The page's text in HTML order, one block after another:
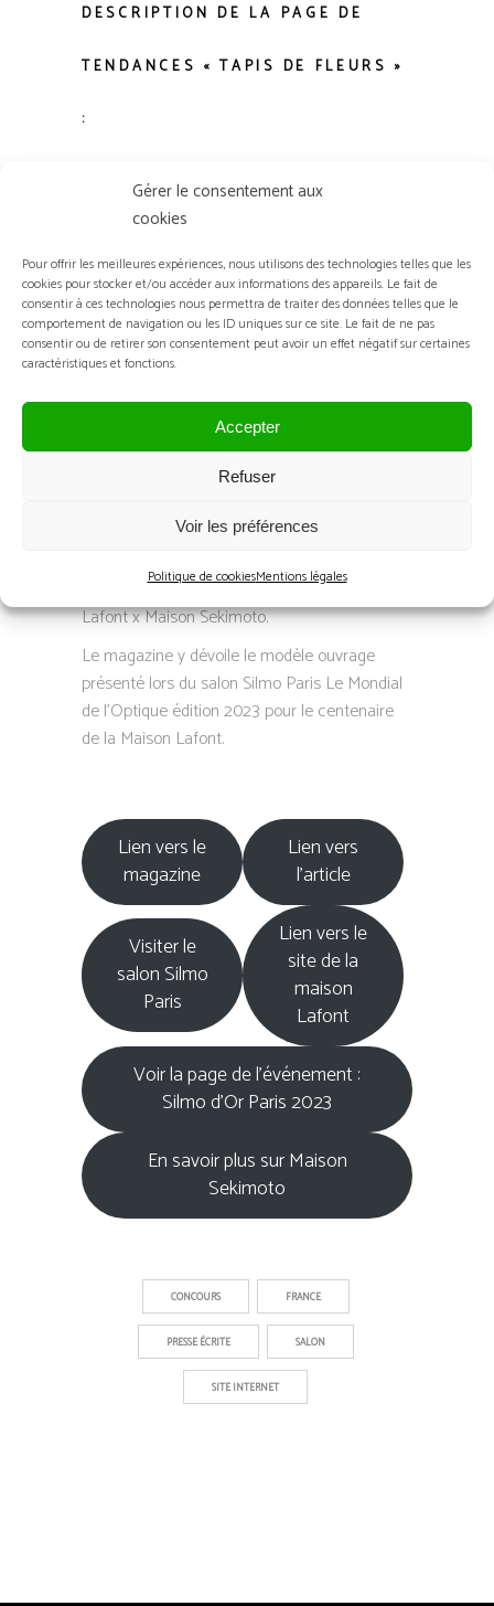
Gérer le consentement aux
cookies
Pour offrir les meilleures expériences, nous utilisons des technologies telles que les
cookies pour stocker et/ou accéder aux informations des appareils. Le fait de
consentir à ces technologies nous permettra de traiter des données telles que le
comportement de navigation ou les ID uniques sur ce site. Le fait de ne pas
consentir ou de retirer son consentement peut avoir un effet négatif sur certaines
caractéristiques et fonctions.
Accepter
Refuser
Voir les préférences
Politique de cookiesMentions légales
DESCRIPTION DE LA PAGE DE
TENDANCES « TAPIS DE FLEURS »
:
Fréquence Optique a publié une page de
tendances comportant la collaboration Lafont
Le magazine présente le modèle ouvrage
développé à l’occasion du centenaire du
célèbre maison de lunetterie parisienne.
« SILMO D’OR 2023 : LE
sur la remise des Silmo d’or et la collaboration
Lafont x Maison Sekimoto.
Le magazine y dévoile le modèle ouvrage
présenté lors du salon Silmo Paris Le Mondial
de l’Optique édition 2023 pour le centenaire
de la Maison Lafont.
Lien vers le
magazine
Lien vers
l’article
Visiter le
salon Silmo
Paris
Lien vers le
site de la
maison
Lafont
Voir la page de l’événement :
Silmo d’Or Paris 2023
En savoir plus sur Maison
Sekimoto
CONCOURS FRANCE
PRESSE ÉCRITE SALON
SITE INTERNET